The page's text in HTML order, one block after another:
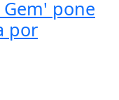
pone
por